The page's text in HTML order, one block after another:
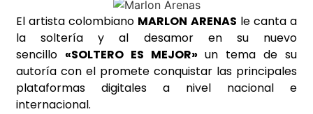
El artista colombiano MARLON ARENAS le canta a
la soltería y al desamor en su nuevo
sencillo «SOLTERO ES MEJOR» un tema de su
autoría con el promete conquistar las principales
plataformas digitales a nivel nacional e
internacional.